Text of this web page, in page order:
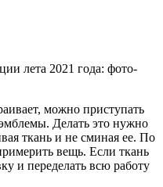
лета 2021 года: фото-
можно приступать
Делать это нужно
ткань и не сминая ее. По
вещь. Если ткань
и переделать всю работу